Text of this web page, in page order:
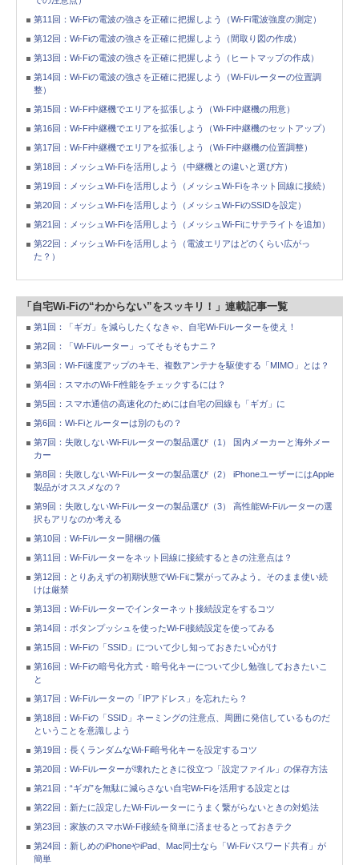
第11回：Wi-Fiの電波の強さを正確に把握しよう（Wi-Fi電波強度の測定）
第12回：Wi-Fiの電波の強さを正確に把握しよう（間取り図の作成）
第13回：Wi-Fiの電波の強さを正確に把握しよう（ヒートマップの作成）
第14回：Wi-Fiの電波の強さを正確に把握しよう（Wi-Fiルーターの位置調
整）
第15回：Wi-Fi中継機でエリアを拡張しよう（Wi-Fi中継機の用意）
第16回：Wi-Fi中継機でエリアを拡張しよう（Wi-Fi中継機のセットアップ）
第17回：Wi-Fi中継機でエリアを拡張しよう（Wi-Fi中継機の位置調整）
第18回：メッシュWi-Fiを活用しよう（中継機との違いと選び方）
第19回：メッシュWi-Fiを活用しよう（メッシュWi-Fiをネット回線に接続）
第20回：メッシュWi-Fiを活用しよう（メッシュWi-FiのSSIDを設定）
第21回：メッシュWi-Fiを活用しよう（メッシュWi-Fiにサテライトを追加）
第22回：メッシュWi-Fiを活用しよう（電波エリアはどのくらい広がっ
た？）
「自宅Wi-Fiの“わからない”をスッキリ！」連載記事一覧
第1回：「ギガ」を減らしたくなきゃ、自宅Wi-Fiルーターを使え！
第2回：「Wi-Fiルーター」ってそもそもナニ？
第3回：Wi-Fi速度アップのキモ、複数アンテナを駆使する「MIMO」とは？
第4回：スマホのWi-Fi性能をチェックするには？
第5回：スマホ通信の高速化のためには自宅の回線も「ギガ」に
第6回：Wi-Fiとルーターは別のもの？
第7回：失敗しないWi-Fiルーターの製品選び（1） 国内メーカーと海外メー
カー
第8回：失敗しないWi-Fiルーターの製品選び（2） iPhoneユーザーにはApple
製品がオススメなの？
第9回：失敗しないWi-Fiルーターの製品選び（3） 高性能Wi-Fiルーターの選
択もアリなのか考える
第10回：Wi-Fiルーター開梱の儀
第11回：Wi-Fiルーターをネット回線に接続するときの注意点は？
第12回：とりあえずの初期状態でWi-Fiに繋がってみよう。そのまま使い続
けは厳禁
第13回：Wi-Fiルーターでインターネット接続設定をするコツ
第14回：ボタンプッシュを使ったWi-Fi接続設定を使ってみる
第15回：Wi-Fiの「SSID」について少し知っておきたい心がけ
第16回：Wi-Fiの暗号化方式・暗号化キーについて少し勉強しておきたいこ
と
第17回：Wi-Fiルーターの「IPアドレス」を忘れたら？
第18回：Wi-Fiの「SSID」ネーミングの注意点、周囲に発信しているものだ
ということを意識しよう
第19回：長くランダムなWi-Fi暗号化キーを設定するコツ
第20回：Wi-Fiルーターが壊れたときに役立つ「設定ファイル」の保存方法
第21回：“ギガ”を無駄に減らさない自宅Wi-Fiを活用する設定とは
第22回：新たに設定したWi-Fiルーターにうまく繋がらないときの対処法
第23回：家族のスマホWi-Fi接続を簡単に済ませるとっておきテク
第24回：新しめのiPhoneやiPad、Mac同士なら「Wi-Fiパスワード共有」が
簡単